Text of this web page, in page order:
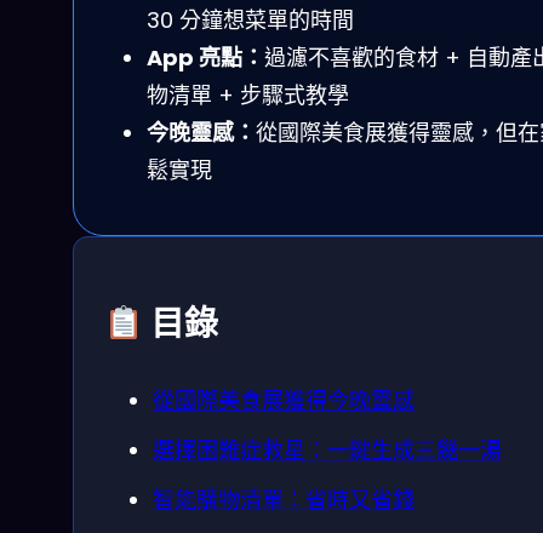
30 分鐘想菜單的時間
App 亮點： 過濾不喜歡的食材 + 自動產
物清單 + 步驟式教學
今晚靈感： 從國際美食展獲得靈感，但
鬆實現
目錄
從國際美食展獲得今晚靈感
選擇困難症救星：一鍵生成三餸一湯
智能購物清單：省時又省錢